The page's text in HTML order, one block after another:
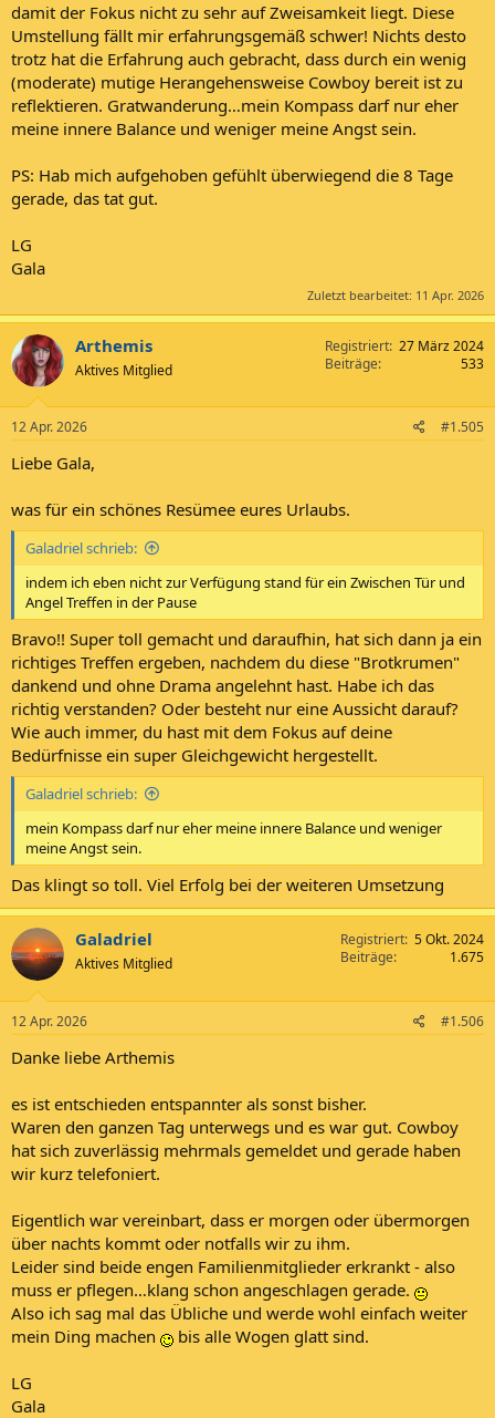
damit der Fokus nicht zu sehr auf Zweisamkeit liegt. Diese
Umstellung fällt mir erfahrungsgemäß schwer! Nichts desto
trotz hat die Erfahrung auch gebracht, dass durch ein wenig
(moderate) mutige Herangehensweise Cowboy bereit ist zu
reflektieren. Gratwanderung…mein Kompass darf nur eher
meine innere Balance und weniger meine Angst sein.
PS: Hab mich aufgehoben gefühlt überwiegend die 8 Tage
gerade, das tat gut.
LG
Gala
Zuletzt bearbeitet: 11 Apr. 2026
Arthemis
Aktives Mitglied
Registriert 27 März 2024
Beiträge
533
12 Apr. 2026 #1.505
Liebe Gala,
was für ein schönes Resümee eures Urlaubs.
Galadriel schrieb:
indem ich eben nicht zur Verfügung stand für ein Zwischen Tür und
Angel Treffen in der Pause
Bravo!! Super toll gemacht und daraufhin, hat sich dann ja ein
richtiges Treffen ergeben, nachdem du diese "Brotkrumen"
dankend und ohne Drama angelehnt hast. Habe ich das
richtig verstanden? Oder besteht nur eine Aussicht darauf?
Wie auch immer, du hast mit dem Fokus auf deine
Bedürfnisse ein super Gleichgewicht hergestellt.
Galadriel schrieb:
mein Kompass darf nur eher meine innere Balance und weniger
meine Angst sein.
Das klingt so toll. Viel Erfolg bei der weiteren Umsetzung
Galadriel
Aktives Mitglied
Registriert 5 Okt. 2024
Beiträge
1.675
12 Apr. 2026 #1.506
Danke liebe Arthemis
es ist entschieden entspannter als sonst bisher.
Waren den ganzen Tag unterwegs und es war gut. Cowboy
hat sich zuverlässig mehrmals gemeldet und gerade haben
wir kurz telefoniert.
Eigentlich war vereinbart, dass er morgen oder übermorgen
über nachts kommt oder notfalls wir zu ihm.
Leider sind beide engen Familienmitglieder erkrankt - also
muss er pflegen…klang schon angeschlagen gerade.
Also ich sag mal das Übliche und werde wohl einfach weiter
mein Ding machen
bis alle Wogen glatt sind.
LG
Gala